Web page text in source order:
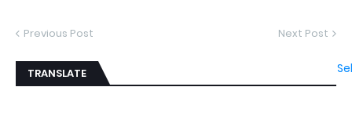
Previous Post Next Post
TRANSLATE